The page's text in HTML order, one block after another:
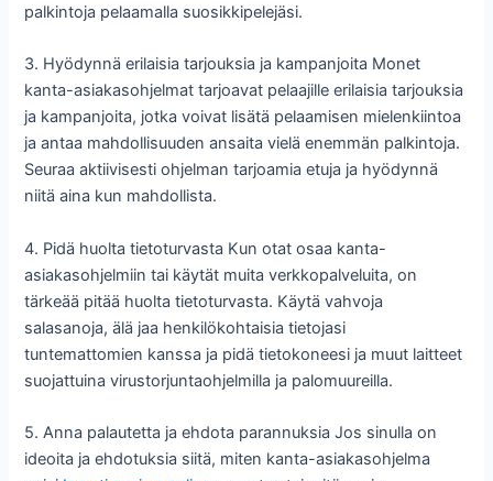
palkintoja pelaamalla suosikkipelejäsi.
3. Hyödynnä erilaisia tarjouksia ja kampanjoita Monet
kanta-asiakasohjelmat tarjoavat pelaajille erilaisia tarjouksia
ja kampanjoita, jotka voivat lisätä pelaamisen mielenkiintoa
ja antaa mahdollisuuden ansaita vielä enemmän palkintoja.
Seuraa aktiivisesti ohjelman tarjoamia etuja ja hyödynnä
niitä aina kun mahdollista.
4. Pidä huolta tietoturvasta Kun otat osaa kanta-
asiakasohjelmiin tai käytät muita verkkopalveluita, on
tärkeää pitää huolta tietoturvasta. Käytä vahvoja
salasanoja, älä jaa henkilökohtaisia tietojasi
tuntemattomien kanssa ja pidä tietokoneesi ja muut laitteet
suojattuina virustorjuntaohjelmilla ja palomuureilla.
5. Anna palautetta ja ehdota parannuksia Jos sinulla on
ideoita ja ehdotuksia siitä, miten kanta-asiakasohjelma